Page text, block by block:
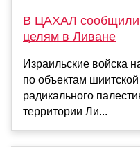
В ЦАХАЛ сообщили
целям в Ливане
Израильские войска
по объектам
радикального
территории Ли...